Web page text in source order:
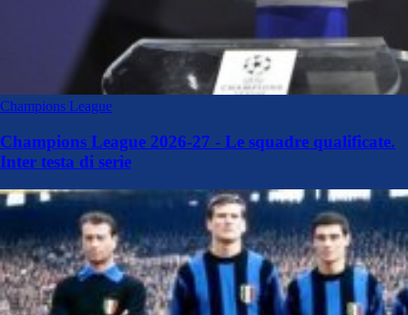
Champions League
Champions League 2026-27 - Le squadre qualificate.
Inter testa di serie